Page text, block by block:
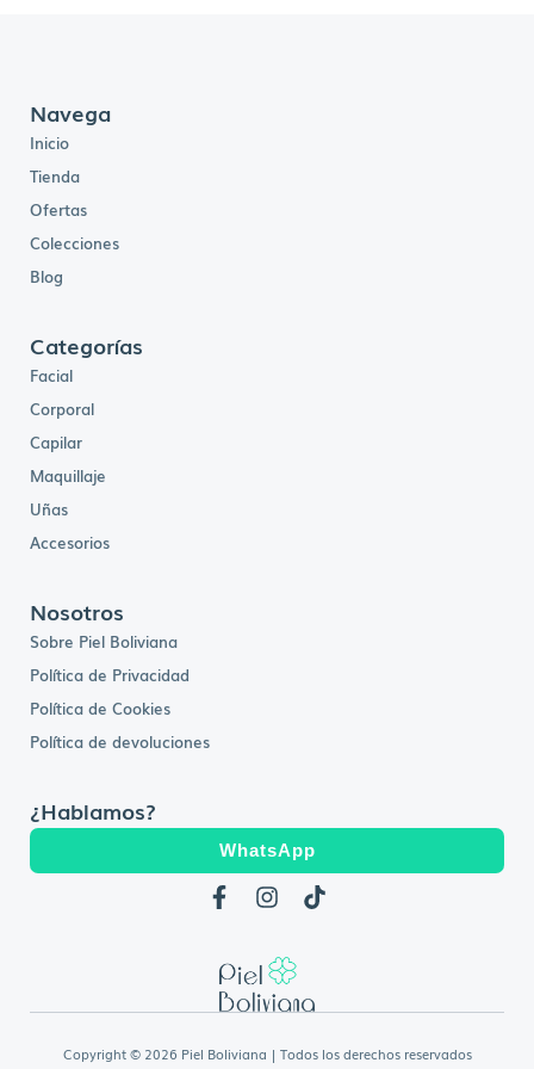
Navega
Inicio
Tienda
Ofertas
Colecciones
Blog
Categorías
Facial
Corporal
Capilar
Maquillaje
Uñas
Accesorios
Nosotros
Sobre Piel Boliviana
Política de Privacidad
Política de Cookies
Política de devoluciones
¿Hablamos?
WhatsApp
F
a
e
b
o
k
I
n
t
a
g
a
T
i
k
Copyright © 2026 Piel Boliviana | Todos los derechos reservados